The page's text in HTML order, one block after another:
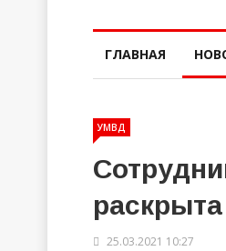
ГЛАВНАЯ
УМВД
25.03.2021 10:27